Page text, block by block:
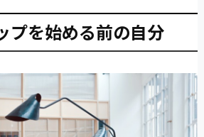
プを始める前の自分